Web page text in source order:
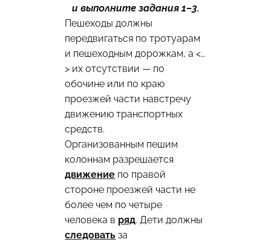
и выполните задания 1–3.
Пешеходы должны
передвигаться по тротуарам
и пешеходным дорожкам, а <…
> их отсутствии — по
обочине или по краю
проезжей части навстречу
движению транспортных
средств.
Организованным пешим
колоннам разрешается
движение по правой
стороне проезжей части не
более чем по четыре
человека в ряд. Дети должны
следовать за